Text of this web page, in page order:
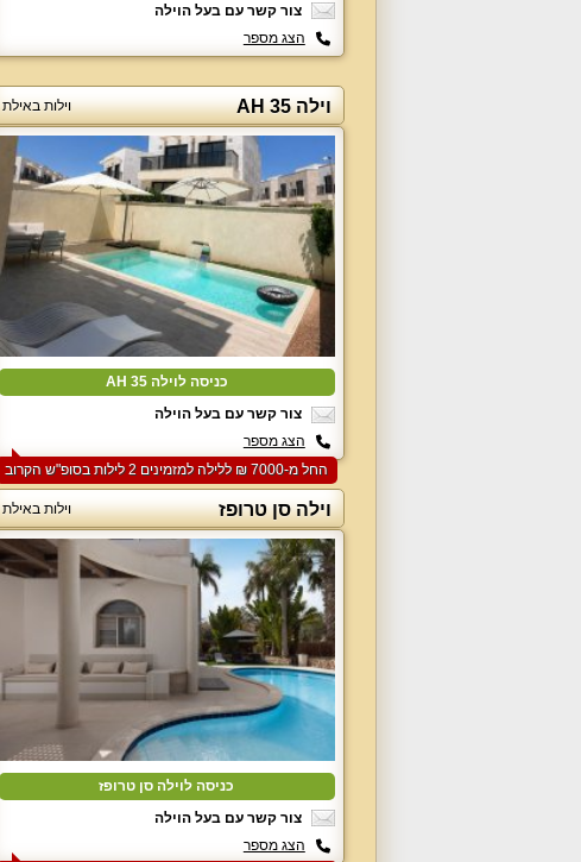
צור קשר עם בעל הוילה
הצג מספר
וילה AH 35 וילות באילת
כניסה לוילה AH 35
צור קשר עם בעל הוילה
הצג מספר
החל מ-‏7000 ₪ ללילה למזמינים 2 לילות בסופ"ש הקרוב
וילה סן טרופז וילות באילת
כניסה לוילה סן טרופז
צור קשר עם בעל הוילה
הצג מספר